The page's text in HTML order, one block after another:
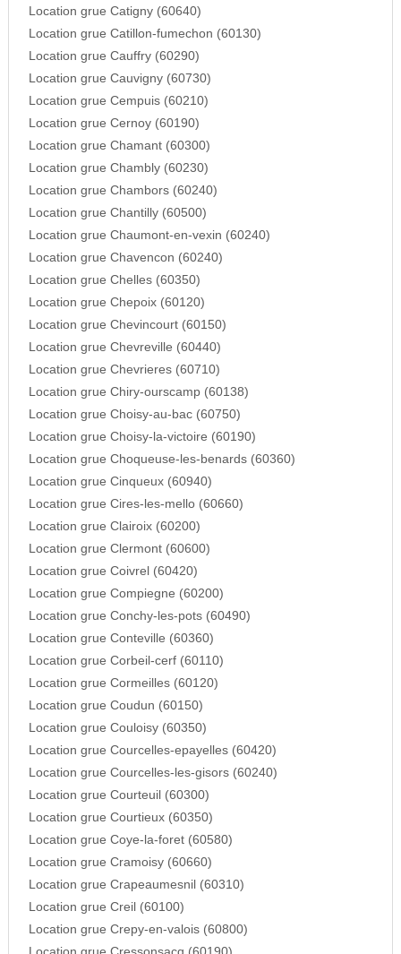
Location grue Catigny (60640)
Location grue Catillon-fumechon (60130)
Location grue Cauffry (60290)
Location grue Cauvigny (60730)
Location grue Cempuis (60210)
Location grue Cernoy (60190)
Location grue Chamant (60300)
Location grue Chambly (60230)
Location grue Chambors (60240)
Location grue Chantilly (60500)
Location grue Chaumont-en-vexin (60240)
Location grue Chavencon (60240)
Location grue Chelles (60350)
Location grue Chepoix (60120)
Location grue Chevincourt (60150)
Location grue Chevreville (60440)
Location grue Chevrieres (60710)
Location grue Chiry-ourscamp (60138)
Location grue Choisy-au-bac (60750)
Location grue Choisy-la-victoire (60190)
Location grue Choqueuse-les-benards (60360)
Location grue Cinqueux (60940)
Location grue Cires-les-mello (60660)
Location grue Clairoix (60200)
Location grue Clermont (60600)
Location grue Coivrel (60420)
Location grue Compiegne (60200)
Location grue Conchy-les-pots (60490)
Location grue Conteville (60360)
Location grue Corbeil-cerf (60110)
Location grue Cormeilles (60120)
Location grue Coudun (60150)
Location grue Couloisy (60350)
Location grue Courcelles-epayelles (60420)
Location grue Courcelles-les-gisors (60240)
Location grue Courteuil (60300)
Location grue Courtieux (60350)
Location grue Coye-la-foret (60580)
Location grue Cramoisy (60660)
Location grue Crapeaumesnil (60310)
Location grue Creil (60100)
Location grue Crepy-en-valois (60800)